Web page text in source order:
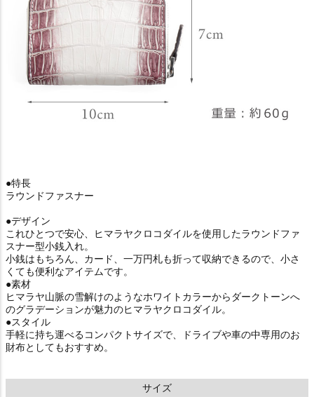
●特長
ラウンドファスナー
●デザイン
これひとつで安心、ヒマラヤクロコダイルを使用したラウンドファ
スナー型小銭入れ。
小銭はもちろん、カード、一万円札も折って収納できるので、小さ
くても便利なアイテムです。
●素材
ヒマラヤ山脈の雪解けのようなホワイトカラーからダークトーンへ
のグラデーションが魅力のヒマラヤクロコダイル。
●スタイル
手軽に持ち運べるコンパクトサイズで、ドライブや車の中専用のお
財布としてもおすすめ。
サイズ